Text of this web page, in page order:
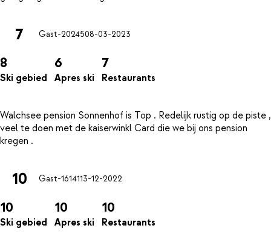
7 Gast-2024508-03-2023
8
Ski gebied
6
Apres ski
7
Restaurants
Walchsee pension Sonnenhof is Top . Redelijk rustig op de piste ,
veel te doen met de kaiserwinkl Card die we bij ons pension
10 Gast-1614113-12-2022
10
Ski gebied
10
Apres ski
10
Restaurants